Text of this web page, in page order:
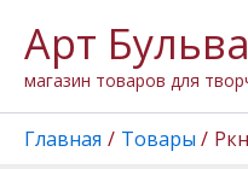
содержимому
Арт
магазин товаров для
Главная Товары